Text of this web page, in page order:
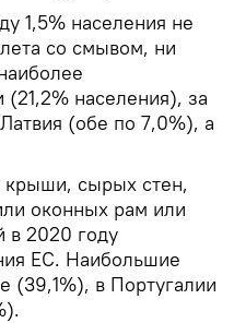
1,5% населения не
со смывом, ни
населения), за
(обе по 7,0%), а
крыши, сырых стен,
оконных рам или
в 2020 году
ЕС. Наибольшие
(39,1%), в Португалии